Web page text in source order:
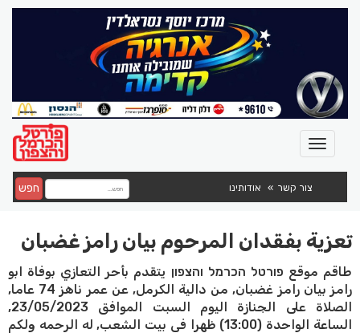
צור קשר אודותינו חפש
تعزية بفقدان المرحوم بيان رامز غضبان
طاقم موقع פורטל הכרמל והצפון يتقدم بأحر التعازي بوفاة ابو
رامز بيان رامز غضبان, من دالية الكرمل, عن عمر ناهز 74 عاما,
الصلاة على الجنازة اليوم السبت الموافق 23/05/2023,
الساعة الواحدة (13:00) ظهرا في بيت الشعب, له الرحمه ولكم